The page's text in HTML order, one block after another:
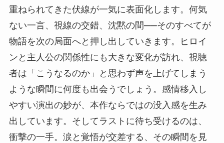
重ねられてきた伏線が一気に表面化します。何気
ない一言、視線の交錯、沈黙の間──そのすべてが
物語を次の局面へと押し出していきます。ヒロイ
ンと主人公の関係性にも大きな変化が訪れ、視聴
者は「こうなるのか」と思わず声を上げてしまう
ような瞬間に何度も出会うでしょう。感情移入し
やすい演出の妙が、本作ならではの没入感を生み
出しています。そしてラストに待ち受けるのは、
衝撃の一手。涙と覚悟が交差する、その瞬間を見